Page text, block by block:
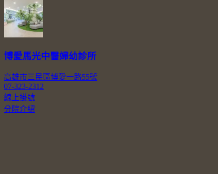
博愛馬光中醫婦幼診所
高雄市三民區博愛一路55號
07-323-2312
線上掛號
分院介紹